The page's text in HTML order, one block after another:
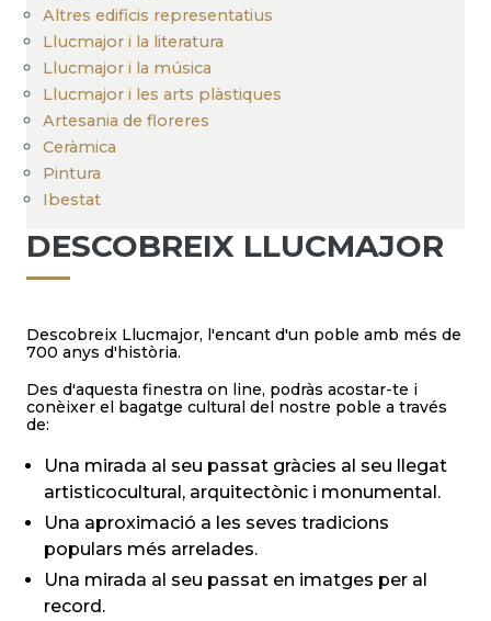
Altres edificis representatius
Llucmajor i la literatura
Llucmajor i la música
Llucmajor i les arts plàstiques
Artesania de floreres
Ceràmica
Pintura
Ibestat
DESCOBREIX LLUCMAJOR
Descobreix Llucmajor, l'encant d'un poble amb més de
700 anys d'història.
Des d'aquesta finestra on line, podràs acostar-te i
conèixer el bagatge cultural del nostre poble a través
de:
Una mirada al seu passat gràcies al seu llegat
artisticocultural, arquitectònic i monumental.
Una aproximació a les seves tradicions
populars més arrelades.
Una mirada al seu passat en imatges per al
record.